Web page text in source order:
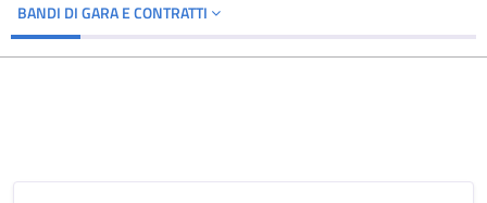
BANDI DI GARA E CONTRATTI